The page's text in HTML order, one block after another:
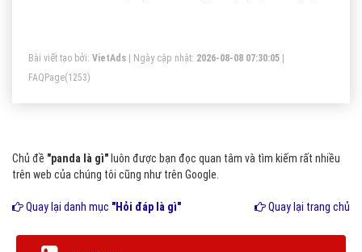
Bài viết tạo bởi: VietAds | Ngày cập nhật: 2026-08-08 07:30:05
FAQPage(1253)
Chủ đề "panda là gì" luôn được bạn đọc quan tâm và tìm kiếm rất nhiều
trên web của chúng tôi cũng như trên Google.
Quay lại danh mục "Hỏi đáp là gì" Quay lại trang chủ